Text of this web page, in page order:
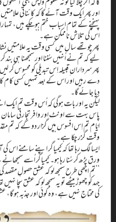
اور پھر ایک وقت آئے گا کہ کائناتی
پہنچنے کے تمام اسباب ختم ہوچکے ہیں،
اس کی تلاش ناممکن ہے۔’’
پھر چوتھے سال میں کسی وقت یہ علامتیں
لیے کہ تم نے اُنہیں سُننا اور سمجھنا ہی بند کر
پھر سردارانِ قبیلہ اِس تبدیلی کو محسوس کر
دے رہیں اور اس کے بعد تمہیں کسی کام
دیا جائے گا۔
لیکن یہ اور بات ہوگی کہ اُس وقت تم ایک
پاس بہت سے اونٹ اور وافر تجارتی سامان
ایّام تم اِس افسوس میں گزار دو گے کہ تم
وقت گزر چکا ہے۔’’
ایسا لگ رہا تھا کہ کیمیاگر اپنے سامنے اس
ورق پڑھ کر سُنا رہا ہو۔ کیمیاگر اُسے
‘‘تم اچھی طرح سمجھ لو کہ عشق حصولِ مقصد
جہد کو چھوڑ بیٹھے تو یہ سمجھ لو کہ عشق سچا
کی محتاج نہیں ہے، وہ کوئی اور جذبہ ہو گا،